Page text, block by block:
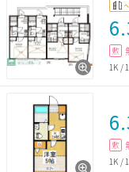
敷
1K /
敷
1K /